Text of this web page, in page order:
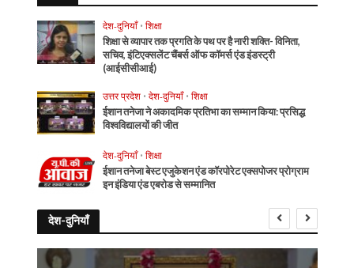
देश-दुनियाँ • शिक्षा
शिक्षा से व्यापार तक प्रगति के पथ पर है नारी शक्ति- विनिता,
सचिव, इंटिएक्सलेंट चैंबर्स ऑफ कॉमर्स एंड इंडस्ट्री
(आईसीसीआई)
उत्तर प्रदेश • देश-दुनियाँ • शिक्षा
ईशान तनेजा ने अकादमिक प्रतिभा का सम्मान किया: प्रसिद्ध
विश्वविद्यालयों की जीत
देश-दुनियाँ • शिक्षा
ईशान तनेजा बेस्ट एजुकेशन एंड कॉरपोरेट एक्सपोजर प्रोग्राम
इन इंडिया एंड एबरोड से सम्मानित
देश-दुनियाँ